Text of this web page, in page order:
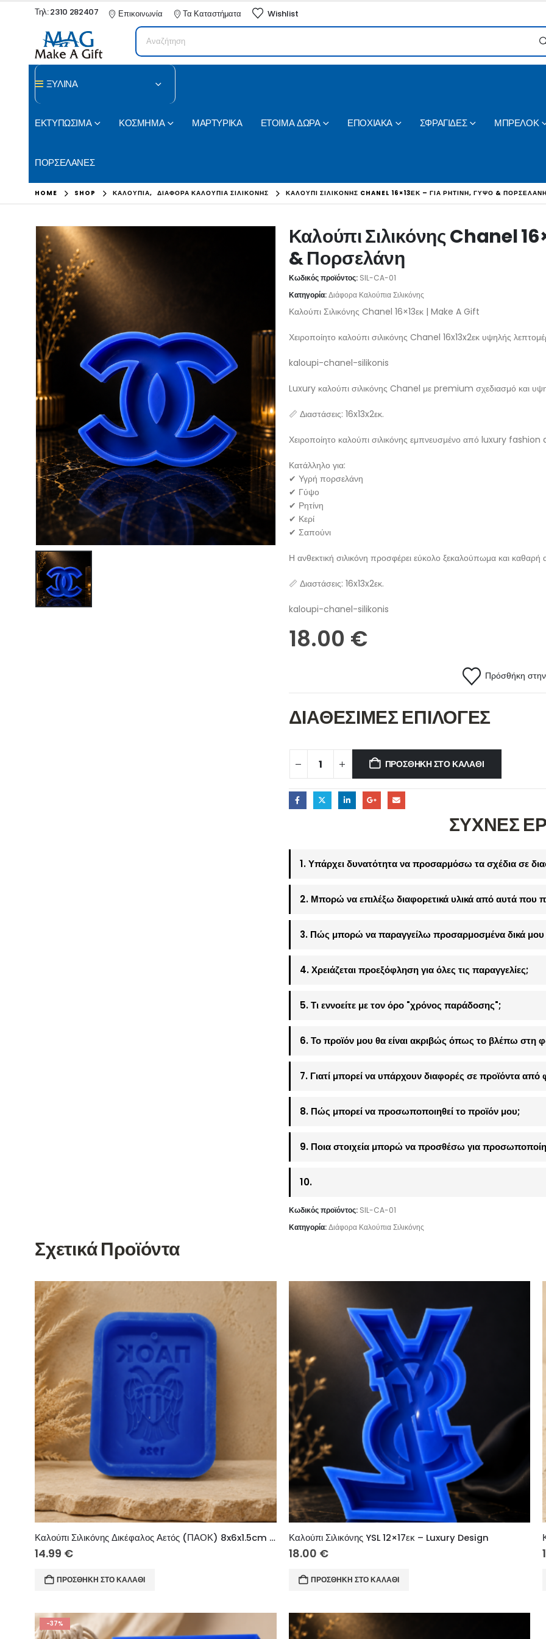
Τηλ: 2310 282407 Επικοινωνία Τα Καταστήματα Wishlist
ΞΥΛΙΝΑ
ΕΚΤΥΠΩΣΙΜΑ ΚΟΣΜΗΜΑ ΜΑΡΤΥΡΙΚΑ ΕΤΟΙΜΑ ΔΩΡΑ ΕΠΟΧΙΑΚΑ ΣΦΡΑΓΙΔΕΣ ΜΠΡΕΛΟΚ
ΠΟΡΣΕΛΑΝΕΣ
HOME SHOP ΚΑΛΟΥΠΙΑ, ΔΙΆΦΟΡΑ ΚΑΛΟΎΠΙΑ ΣΙΛΙΚΌΝΗΣ ΚΑΛΟΎΠΙ ΣΙΛΙΚΌΝΗΣ CHANEL 16×13ΕΚ – ΓΙΑ ΡΗΤΊΝΗ, ΓΎΨΟ &
Καλούπι Σιλικόνης Chanel
& Πορσελάνη
Κωδικός προϊόντος: SIL-CA-01
Κατηγορία:Διάφορα Καλούπια Σιλικόνης
Καλούπι Σιλικόνης Chanel 16×13εκ | Make A Gift
Χειροποίητο καλούπι σιλικόνης Chanel 16x13x2εκ υψηλής
kaloupi-chanel-silikonis
Luxury καλούπι σιλικόνης Chanel με premium σχεδιασμό και
📏 Διαστάσεις: 16x13x2εκ.
Χειροποίητο καλούπι σιλικόνης εμπνευσμένο από luxury fashion
Κατάλληλο για:
✔ Υγρή πορσελάνη
✔ Γύψο
✔ Ρητίνη
✔ Κερί
✔ Σαπούνι
Η ανθεκτική σιλικόνη προσφέρει εύκολο ξεκαλούπωμα και
📏 Διαστάσεις: 16x13x2εκ.
kaloupi-chanel-silikonis
18.00 €
Πρόσθήκη στην
ΔΙΑΘΕΣΙΜΕΣ ΕΠΙΛΟΓΕΣ
ΠΡΟΣΘΉΚΗ ΣΤΟ ΚΑΛΆΘΙ
ΣΥΧΝΕΣ
1. Υπάρχει δυνατότητα να προσαρμόσω τα σχέδια σε
2. Μπορώ να επιλέξω διαφορετικά υλικά από αυτά που
3. Πώς μπορώ να παραγγείλω προσαρμοσμένα δικά μου
4. Χρειάζεται προεξόφληση για όλες τις παραγγελίες;
5. Τι εννοείτε με τον όρο "χρόνος παράδοσης";
6. Το προϊόν μου θα είναι ακριβώς όπως το βλέπω στη
7. Γιατί μπορεί να υπάρχουν διαφορές σε προϊόντα από
8. Πώς μπορεί να προσωποποιηθεί το προϊόν μου;
9. Ποια στοιχεία μπορώ να προσθέσω για
10.
Κωδικός προϊόντος: SIL-CA-01
Κατηγορία:Διάφορα Καλούπια Σιλικόνης
Σχετικά Προϊόντα
Καλούπι Σιλικόνης Δικέφαλος Αετός (ΠΑΟΚ) 8x6x1.5cm – Πλακέτα
14.99 €
ΠΡΟΣΘΉΚΗ ΣΤΟ ΚΑΛΆΘΙ
Καλούπι Σιλικόνης YSL 12×17εκ – Luxury Design
18.00 €
ΠΡΟΣΘΉΚΗ ΣΤΟ ΚΑΛΆΘΙ
-37%